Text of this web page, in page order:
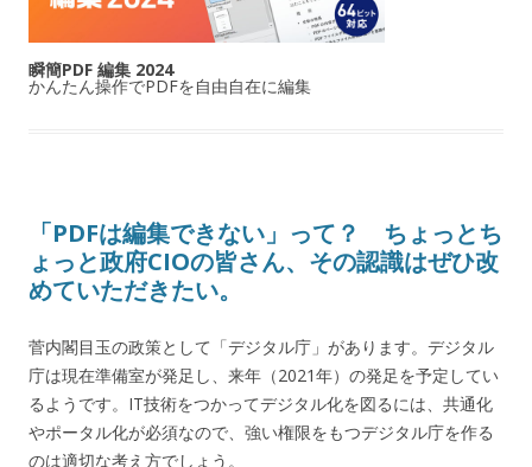
瞬簡PDF 編集 2024
かんたん操作でPDFを自由自在に編集
「PDFは編集できない」って？ ちょっとち
ょっと政府CIOの皆さん、その認識はぜひ改
めていただきたい。
菅内閣目玉の政策として「デジタル庁」があります。デジタル
庁は現在準備室が発足し、来年（2021年）の発足を予定してい
るようです。IT技術をつかってデジタル化を図るには、共通化
やポータル化が必須なので、強い権限をもつデジタル庁を作る
のは適切な考え方でしょう。